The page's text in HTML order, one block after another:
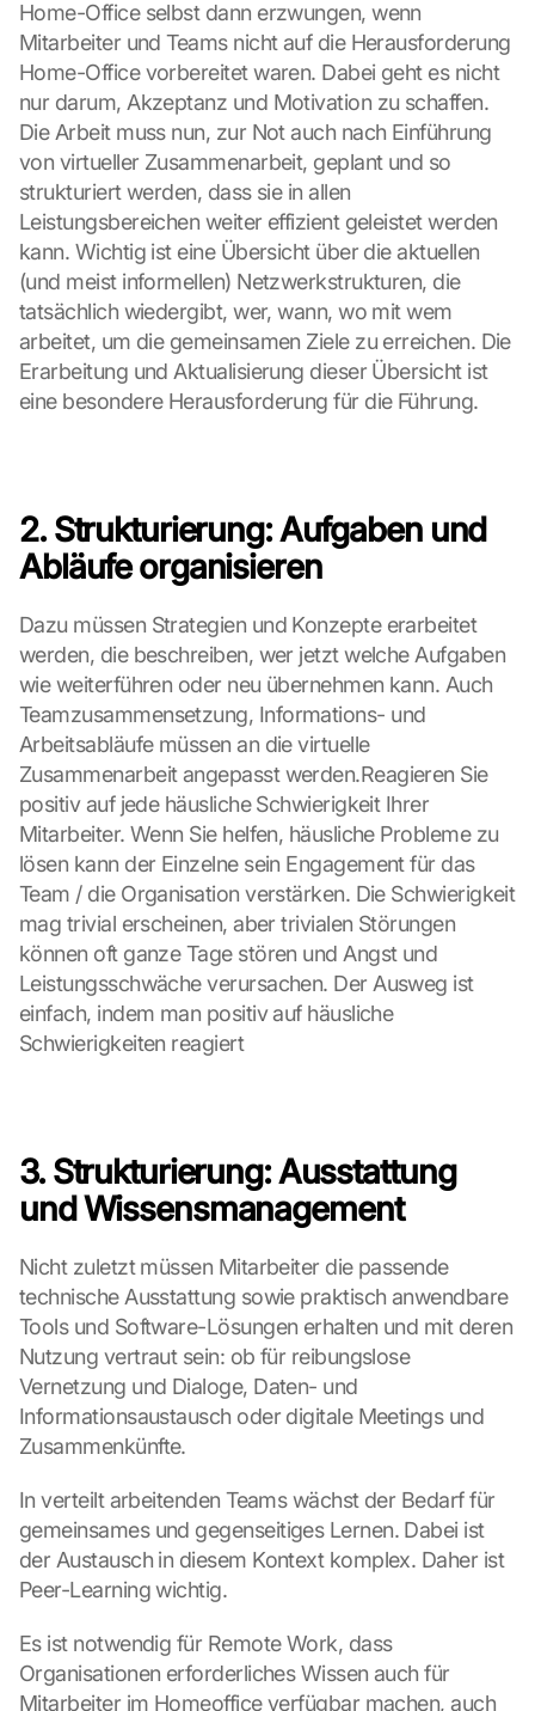
Home-Office selbst dann erzwungen, wenn
Mitarbeiter und Teams nicht auf die Herausforderung
Home-Office vorbereitet waren. Dabei geht es nicht
nur darum, Akzeptanz und Motivation zu schaffen.
Die Arbeit muss nun, zur Not auch nach Einführung
von virtueller Zusammenarbeit, geplant und so
strukturiert werden, dass sie in allen
Leistungsbereichen weiter effizient geleistet werden
kann. Wichtig ist eine Übersicht über die aktuellen
(und meist informellen) Netzwerkstrukturen, die
tatsächlich wiedergibt, wer, wann, wo mit wem
arbeitet, um die gemeinsamen Ziele zu erreichen. Die
Erarbeitung und Aktualisierung dieser Übersicht ist
eine besondere Herausforderung für die Führung.
2. Strukturierung: Aufgaben und
Abläufe organisieren
Dazu müssen Strategien und Konzepte erarbeitet
werden, die beschreiben, wer jetzt welche Aufgaben
wie weiterführen oder neu übernehmen kann. Auch
Teamzusammensetzung, Informations- und
Arbeitsabläufe müssen an die virtuelle
Zusammenarbeit angepasst werden.Reagieren Sie
positiv auf jede häusliche Schwierigkeit Ihrer
Mitarbeiter. Wenn Sie helfen, häusliche Probleme zu
lösen kann der Einzelne sein Engagement für das
Team / die Organisation verstärken. Die Schwierigkeit
mag trivial erscheinen, aber trivialen Störungen
können oft ganze Tage stören und Angst und
Leistungsschwäche verursachen. Der Ausweg ist
einfach, indem man positiv auf häusliche
Schwierigkeiten reagiert
3. Strukturierung: Ausstattung
und Wissensmanagement
Nicht zuletzt müssen Mitarbeiter die passende
technische Ausstattung sowie praktisch anwendbare
Tools und Software-Lösungen erhalten und mit deren
Nutzung vertraut sein: ob für reibungslose
Vernetzung und Dialoge, Daten- und
Informationsaustausch oder digitale Meetings und
Zusammenkünfte.
In verteilt arbeitenden Teams wächst der Bedarf für
gemeinsames und gegenseitiges Lernen. Dabei ist
der Austausch in diesem Kontext komplex. Daher ist
Peer-Learning wichtig.
Es ist notwendig für Remote Work, dass
Organisationen erforderliches Wissen auch für
Mitarbeiter im Homeoffice verfügbar machen, auch
e
s
e
n
S
h
u
t
z
s
c
h
i
r
m
m
e
n
i
e
d
m
L
a
d
e
d
e
r
G
o
g
l
s
-
r
t
e
z
u
D
a
e
i
w
e
n
D